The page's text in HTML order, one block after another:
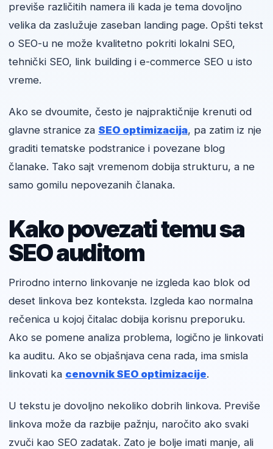
previše različitih namera ili kada je tema dovoljno
velika da zaslužuje zaseban landing page. Opšti tekst
o SEO-u ne može kvalitetno pokriti lokalni SEO,
tehnički SEO, link building i e-commerce SEO u isto
vreme.
Ako se dvoumite, često je najpraktičnije krenuti od
glavne stranice za SEO optimizacija, pa zatim iz nje
graditi tematske podstranice i povezane blog
članake. Tako sajt vremenom dobija strukturu, a ne
samo gomilu nepovezanih članaka.
Kako povezati temu sa
SEO auditom
Prirodno interno linkovanje ne izgleda kao blok od
deset linkova bez konteksta. Izgleda kao normalna
rečenica u kojoj čitalac dobija korisnu preporuku.
Ako se pomene analiza problema, logično je linkovati
ka auditu. Ako se objašnjava cena rada, ima smisla
linkovati ka cenovnik SEO optimizacije.
U tekstu je dovoljno nekoliko dobrih linkova. Previše
linkova može da razbije pažnju, naročito ako svaki
zvuči kao SEO zadatak. Zato je bolje imati manje, ali